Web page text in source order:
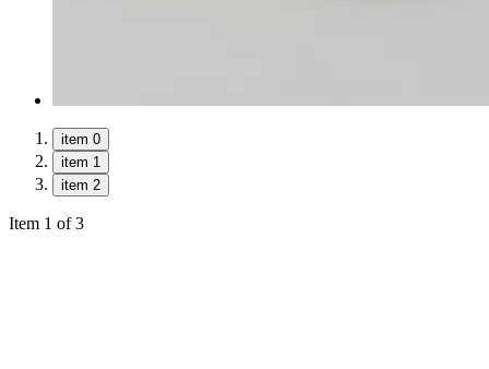
item 0
item 1
item 2
Item 1 of 3